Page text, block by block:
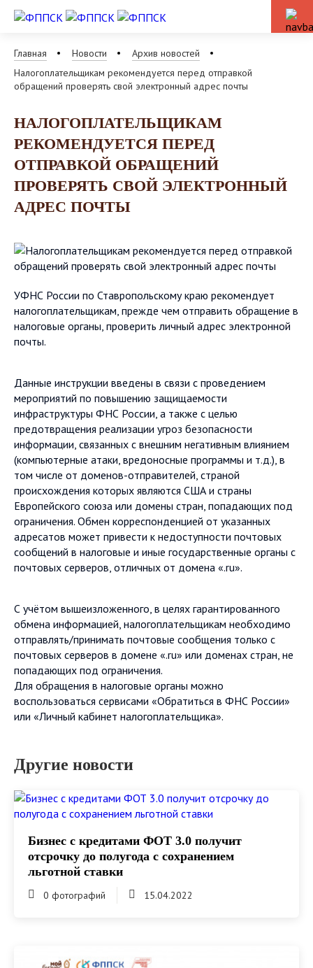
Главная Новости
Архив новостей
Налогоплательщикам рекомендуется перед отправкой
обращений проверять свой электронный адрес почты
НАЛОГОПЛАТЕЛЬЩИКАМ
РЕКОМЕНДУЕТСЯ ПЕРЕД
ОТПРАВКОЙ ОБРАЩЕНИЙ
ПРОВЕРЯТЬ СВОЙ ЭЛЕКТРОННЫЙ
АДРЕС ПОЧТЫ
УФНС России по Ставропольскому краю рекомендует
налогоплательщикам, прежде чем отправить обращение в
налоговые органы, проверить личный адрес электронной
почты.
Данные инструкции введены в связи с проведением
мероприятий по повышению защищаемости
инфраструктуры ФНС России, а также с целью
предотвращения реализации угроз безопасности
информации, связанных с внешним негативным влиянием
(компьютерные атаки, вредоносные программы и т.д.), в
том числе от доменов-отправителей, страной
происхождения которых являются США и страны
Европейского союза или домены стран, попадающих под
ограничения. Обмен корреспонденцией от указанных
адресатов может привести к недоступности почтовых
сообщений в налоговые и иные государственные органы с
почтовых серверов, отличных от домена «.ru».
С учётом вышеизложенного, в целях гарантированного
обмена информацией, налогоплательщикам необходимо
отправлять/принимать почтовые сообщения только с
почтовых серверов в домене «.ru» или доменах стран, не
попадающих под ограничения.
Для обращения в налоговые органы можно
воспользоваться сервисами «Обратиться в ФНС России»
или «Личный кабинет налогоплательщика».
Другие новости
Бизнес с кредитами ФОТ 3.0 получит
отсрочку до полугода с сохранением
льготной ставки
0 фотографий 15.04.2022